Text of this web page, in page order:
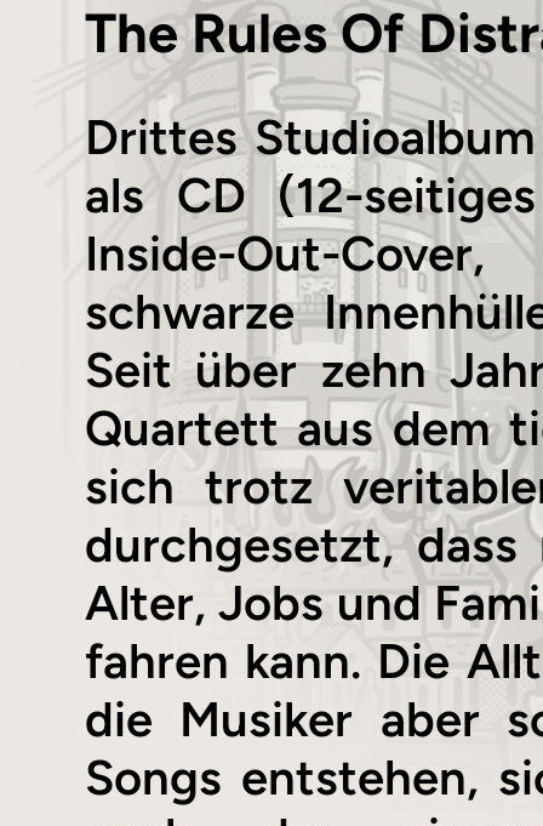
The Rules Of
Drittes
als CD (12-
Inside-Out-
schwarze
Seit über zehn
Quartett aus dem
sich trotz
durchgesetzt,
Alter, Jobs und
fahren kann. Die
die Musiker aber
Songs entstehen,